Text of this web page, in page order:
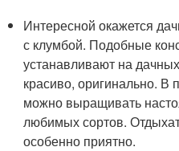
Интересной окажется
с клумбой. Подобные
устанавливают на
красиво, оригинально. В
можно выращивать
любимых сортов.
особенно приятно.